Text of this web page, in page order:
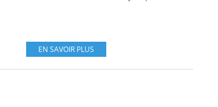
EN SAVOIR PLUS